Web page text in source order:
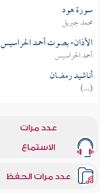
سورة هود
محمد جبريل
الأذان- بصوت أحمد الحراسيس
أحمد الحراسيس
أناشيد رمضان
(...)
عدد مرات
الاستماع
عدد مرات الحفظ